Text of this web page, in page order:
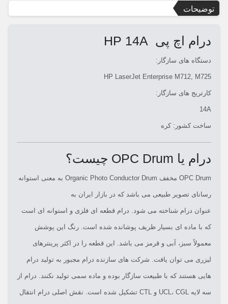
توضیحات
درام اچ پی HP 14A
دستگاه های سازگار:
HP LaserJet Enterprise M712, M725
کارتریج های سازگار:
14A
ساخت کشور: کره
درام یا OPC Drum چیست؟
OPC Drum مخفف Organic Photo Conductor Drum به معنی استوانه
رسانای تصویر طبیعی می باشد که در بازار ایران به
عنوان درام شناخته می شود. درام قطعه ای فلزی و استوانه ای است
که با ماده ای بسیار ظریف پوشانده شده است. رنگ این پوشش
معمولاً سبز، آبی و قرمز می باشد. این قطعه را در اکثر پرینترهای
لیزری می توان یافت. شرکت های سازنده درام مجبور به تولید درام
هایی هستند که با طبیعت سازگار بوده و ماده سمی تولید نکنند. درام از
سه لایه UCL، CGL و CTL تشکیل شده است. نقش اصلی درام انتقال